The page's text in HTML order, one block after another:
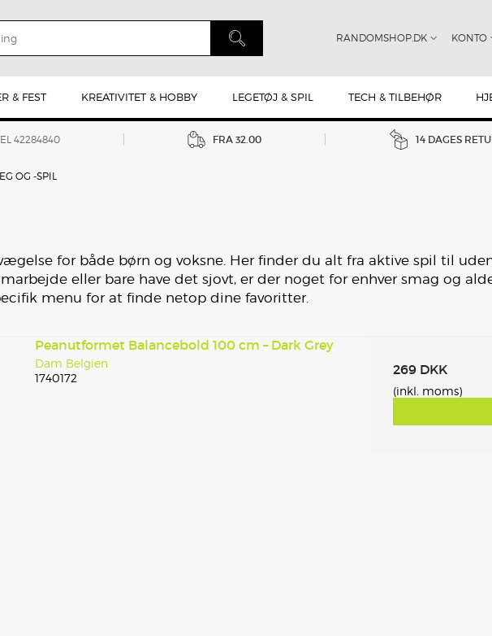
& FEST KREATIVITET & HOBBY LEGETØJ & SPIL TECH & TILBEHØR
RANDOMSHOP.DK KONTO
42284840 FRA 32.00 14 DAGES
OG -SPIL
for både børn og voksne. Her finder du alt fra aktive spil til
eller bare have det sjovt, er der noget for enhver smag og
menu for at finde netop dine favoritter.
Peanutformet Balancebold 100 cm – Dark Grey
Dam Belgien
1740172
269 DKK
(inkl. moms)